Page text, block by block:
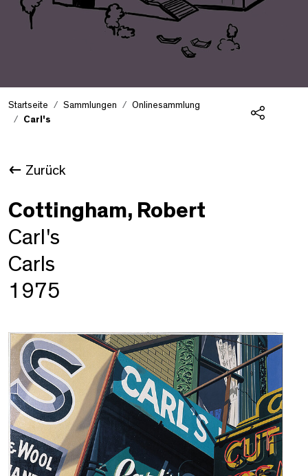
Startseite Sammlungen
Onlinesammlung
Carl's
Zurück
Cottingham, Robert
Carl's
Carls
1975